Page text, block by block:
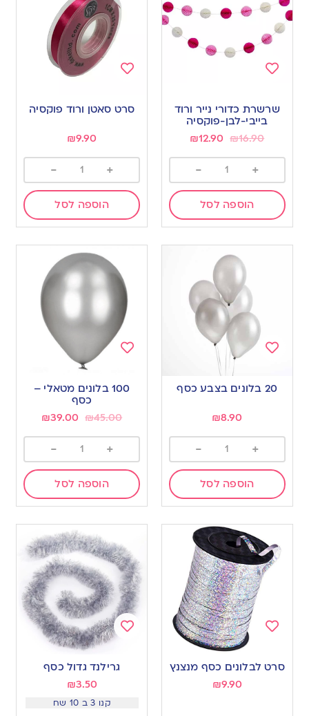
to
wishlist
שרשרת כדורי נייר ורוד
בייבי-לבן-פוקסיה
₪16.90
₪12.90
+
-
הוספה לסל
to
סרט סאטן ורוד פוקסיה
₪9.90
+
-
הוספה לסל
to
wishlist
20 בלונים בצבע כסף
₪8.90
+
-
הוספה לסל
wishlist
100 בלונים מטאלי –
כסף
₪45.00
₪39.00
+
-
הוספה לסל
to
סרט לבלונים כסף מנצנץ
₪9.90
גרילנד גדול כסף
₪3.50
קנו 3 ב 10 שח